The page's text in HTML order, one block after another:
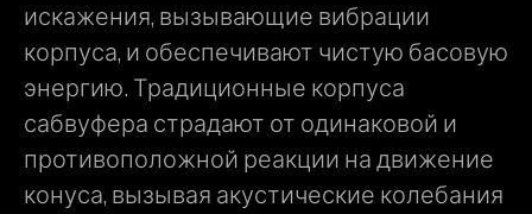
искажения, вызывающие вибрации
корпуса, и обеспечивают чистую басовую
энергию. Традиционные корпуса
сабвуфера страдают от одинаковой и
противоположной реакции на движение
конуса, вызывая акустические колебания